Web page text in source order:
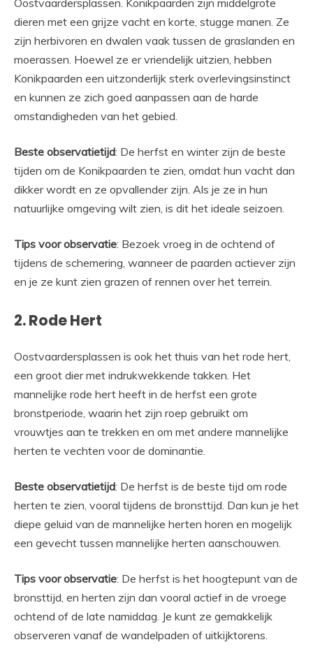
Oostvaardersplassen. Konikpaarden zijn middelgrote
dieren met een grijze vacht en korte, stugge manen. Ze
zijn herbivoren en dwalen vaak tussen de graslanden en
moerassen. Hoewel ze er vriendelijk uitzien, hebben
Konikpaarden een uitzonderlijk sterk overlevingsinstinct
en kunnen ze zich goed aanpassen aan de harde
omstandigheden van het gebied.
Beste observatietijd: De herfst en winter zijn de beste
tijden om de Konikpaarden te zien, omdat hun vacht dan
dikker wordt en ze opvallender zijn. Als je ze in hun
natuurlijke omgeving wilt zien, is dit het ideale seizoen.
Tips voor observatie: Bezoek vroeg in de ochtend of
tijdens de schemering, wanneer de paarden actiever zijn
en je ze kunt zien grazen of rennen over het terrein.
2. Rode Hert
Oostvaardersplassen is ook het thuis van het rode hert,
een groot dier met indrukwekkende takken. Het
mannelijke rode hert heeft in de herfst een grote
bronstperiode, waarin het zijn roep gebruikt om
vrouwtjes aan te trekken en om met andere mannelijke
herten te vechten voor de dominantie.
Beste observatietijd: De herfst is de beste tijd om rode
herten te zien, vooral tijdens de bronsttijd. Dan kun je het
diepe geluid van de mannelijke herten horen en mogelijk
een gevecht tussen mannelijke herten aanschouwen.
Tips voor observatie: De herfst is het hoogtepunt van de
bronsttijd, en herten zijn dan vooral actief in de vroege
ochtend of de late namiddag. Je kunt ze gemakkelijk
observeren vanaf de wandelpaden of uitkijktorens.